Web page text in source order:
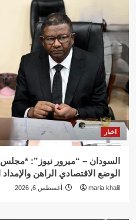
اخبار
السودان – “ميرور نيوز”:
الوضع الاقتصادي الراهن والإمداد
maria khalil أغسطس 6, 2026